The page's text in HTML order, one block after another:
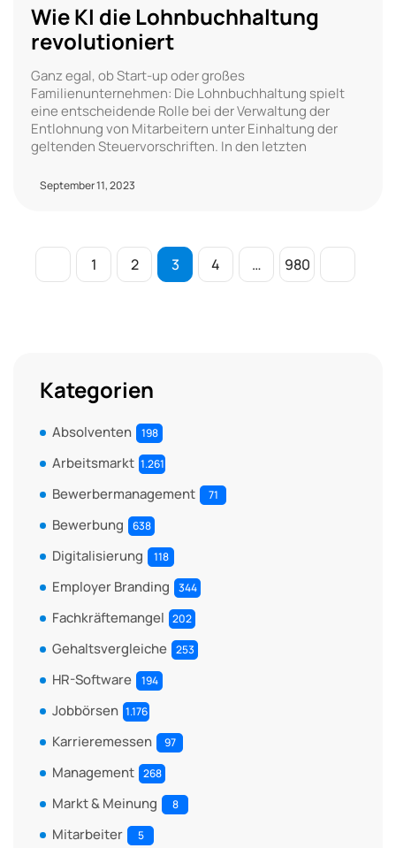
Wie KI die Lohnbuchhaltung
revolutioniert
Ganz egal, ob Start-up oder großes
Familienunternehmen: Die Lohnbuchhaltung spielt
eine entscheidende Rolle bei der Verwaltung der
Entlohnung von Mitarbeitern unter Einhaltung der
geltenden Steuervorschriften. In den letzten
September 11, 2023
1 2 3 4 … 980
Kategorien
Absolventen 198
Arbeitsmarkt 1.261
Bewerbermanagement 71
Bewerbung 638
Digitalisierung 118
Employer Branding 344
Fachkräftemangel 202
Gehaltsvergleiche 253
HR-Software 194
Jobbörsen 1.176
Karrieremessen 97
Management 268
Markt & Meinung 8
Mitarbeiter 5